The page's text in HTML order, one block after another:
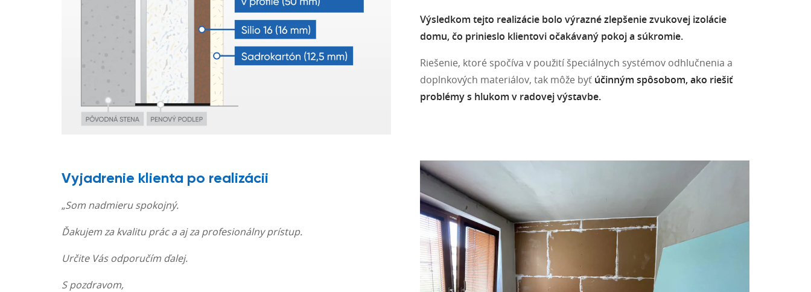
Výsledkom tejto realizácie bolo výrazné zlepšenie zvukovej izolácie
domu, čo prinieslo klientovi očakávaný pokoj a súkromie.
Riešenie, ktoré spočíva v použití špeciálnych systémov odhlučnenia a
doplnkových materiálov, tak môže byť účinným spôsobom, ako riešiť
problémy s hlukom v radovej výstavbe.
Vyjadrenie klienta po realizácii
„Som nadmieru spokojný.
Ďakujem za kvalitu prác a aj za profesionálny prístup.
Určite Vás odporučím ďalej.
S pozdravom,